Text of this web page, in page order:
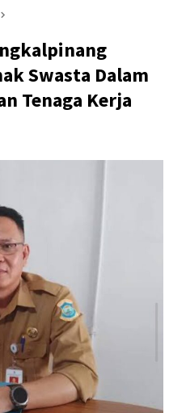
Swasta Dalam
Tenaga Kerja